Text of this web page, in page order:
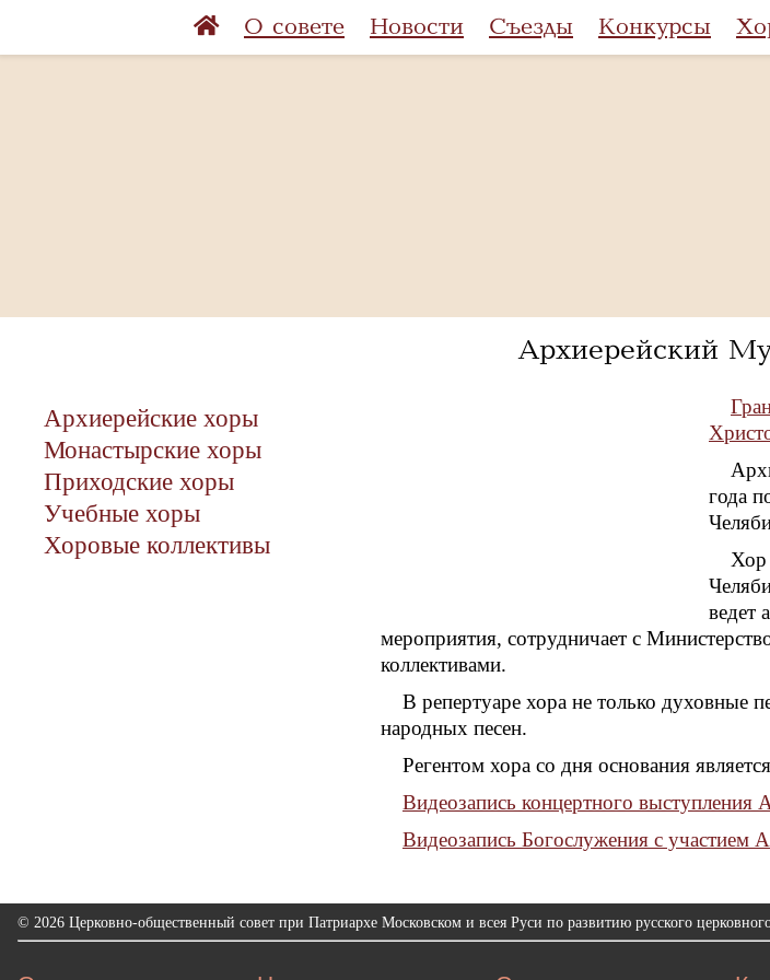
О совете Новости Съезды Конкурсы
Архиерейский
Архиерейские хоры
Монастырские хоры
Приходские хоры
Учебные хоры
Хоровые коллективы
года
Хор
ведет
мероприятия, сотрудничает с
коллективами.
В репертуаре хора не только духовные
народных песен.
Регентом хора со дня основания является
Видеозапись концертного
Видеозапись Богослужения с
© 2026 Церковно-общественный совет при Патриархе Московском и всея Руси по развитию русского